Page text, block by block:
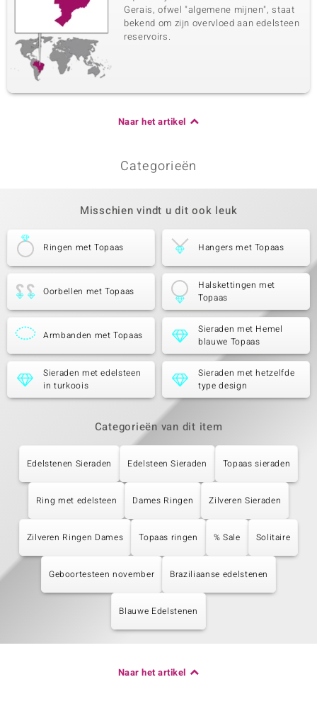
Gerais, ofwel "algemene mijnen", staat
bekend om zijn overvloed aan edelsteen
reservoirs.
Naar het artikel
Categorieën
Misschien vindt u dit ook leuk
Ringen met Topaas Hangers met Topaas
Oorbellen met Topaas
Halskettingen met
Topaas
Armbanden met Topaas
Sieraden met Hemel
blauwe Topaas
Sieraden met edelsteen
in turkoois
Sieraden met hetzelfde
type design
Categorieën van dit item
Edelstenen Sieraden Edelsteen Sieraden Topaas sieraden
Ring met edelsteen Dames Ringen Zilveren Sieraden
Zilveren Ringen Dames Topaas ringen % Sale Solitaire
Geboortesteen november Braziliaanse edelstenen
Blauwe Edelstenen
Naar het artikel